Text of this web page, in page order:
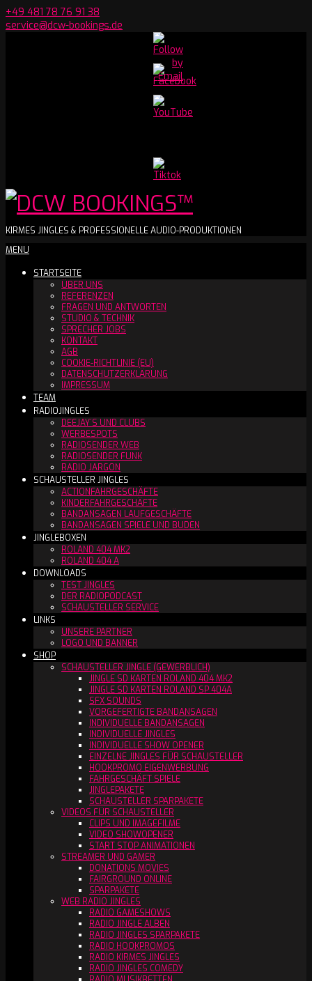
Skip
to
+49 481 78 76 91 38
service@dcw-bookings.de
Youtube
Channel
DCW
BOOKINGS™
KIRMES JINGLES & PROFESSIONELLE AUDIO-PRODUKTIONEN
Secondary
Menu
MENU
STARTSEITE
ÜBER UNS
REFERENZEN
FRAGEN UND ANTWORTEN
STUDIO & TECHNIK
SPRECHER JOBS
KONTAKT
AGB
COOKIE-RICHTLINIE (EU)
DATENSCHUTZERKLÄRUNG
IMPRESSUM
TEAM
RADIOJINGLES
DEEJAY´S UND CLUBS
WERBESPOTS
RADIOSENDER WEB
RADIOSENDER FUNK
RADIO JARGON
SCHAUSTELLER JINGLES
ACTIONFAHRGESCHÄFTE
KINDERFAHRGESCHÄFTE
BANDANSAGEN LAUFGESCHÄFTE
BANDANSAGEN SPIELE UND BUDEN
JINGLEBOXEN
ROLAND 404 MK2
ROLAND 404 A
DOWNLOADS
TEST JINGLES
DER RADIOPODCAST
SCHAUSTELLER SERVICE
LINKS
UNSERE PARTNER
LOGO UND BANNER
SHOP
SCHAUSTELLER JINGLE (GEWERBLICH)
JINGLE SD KARTEN ROLAND 404 MK2
JINGLE SD KARTEN ROLAND SP 404A
SFX SOUNDS
VORGEFERTIGTE BANDANSAGEN
INDIVIDUELLE BANDANSAGEN
INDIVIDUELLE JINGLES
INDIVIDUELLE SHOW OPENER
EINZELNE JINGLES FÜR SCHAUSTELLER
HOOKPROMO EIGENWERBUNG
FAHRGESCHÄFT SPIELE
JINGLEPAKETE
SCHAUSTELLER SPARPAKETE
VIDEOS FÜR SCHAUSTELLER
CLIPS UND IMAGEFILME
VIDEO SHOWOPENER
START STOP ANIMATIONEN
STREAMER UND GAMER
DONATIONS MOVIES
FAIRGROUND ONLINE
SPARPAKETE
WEB RADIO JINGLES
RADIO GAMESHOWS
RADIO JINGLE ALBEN
RADIO JINGLES SPARPAKETE
RADIO HOOKPROMOS
RADIO KIRMES JINGLES
RADIO JINGLES COMEDY